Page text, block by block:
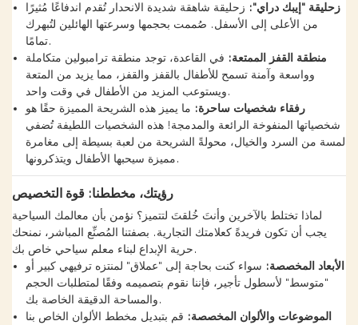
زحليقة "إيبك دراي": زحليقة شاهقة شديدة الانحدار تُقدم اندفاعًا مُثيرًا
من الأعلى إلى الأسفل. صُممت بحجمها وسرعتها الهائلين لتُبهرك
تمامًا.
منطقة القفز الممتعة: في القاعدة، توجد منطقة ترامبولين متكاملة
وواسعة وآمنة تسمح للأطفال بالقفز والقفز، مما يزيد من المتعة
ويستوعب المزيد من الأطفال في وقت واحد.
رفقاء شخصيات ساحرة: ما يميز هذه الشريحة المميزة حقًا هو
شخصياتها المنفوخة الرائعة والمدمجة! هذه الشخصيات اللطيفة تُضفي
لمسة من السرد والخيال، محولةً الشريحة من لعبة بسيطة إلى مغامرة
مميزة سيحبها الأطفال ويتذكرونها.
رؤيتك، مخططنا: قوة التخصيص
لماذا تختلط بالآخرين وأنتَ خُلقتَ لتتميز؟ نؤمن بأن معالمك السياحية
يجب أن تكون فريدةً كعلامتك التجارية. بصفتنا المُصنِّع المباشر، نمنحك
حرية الإبداع لبناء معلم سياحي خاص بك.
الأبعاد المخصصة: سواء كنت بحاجة إلى "عملاق" لمنتزه ترفيهي كبير أو
"متوسط" لأسطول تأجير، فإننا نقوم بتصميمه وفقًا لمتطلبات الحجم
والمساحة الدقيقة الخاصة بك.
الموضوعات والألوان المخصصة: قم بتبديل مخطط الألوان الخاص بنا